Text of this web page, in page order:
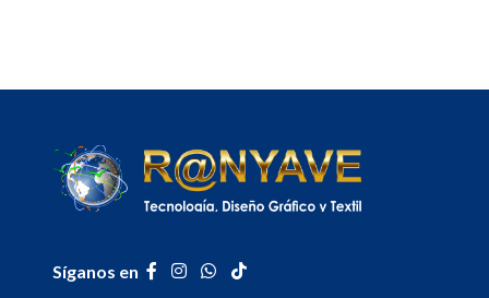
Síganos en